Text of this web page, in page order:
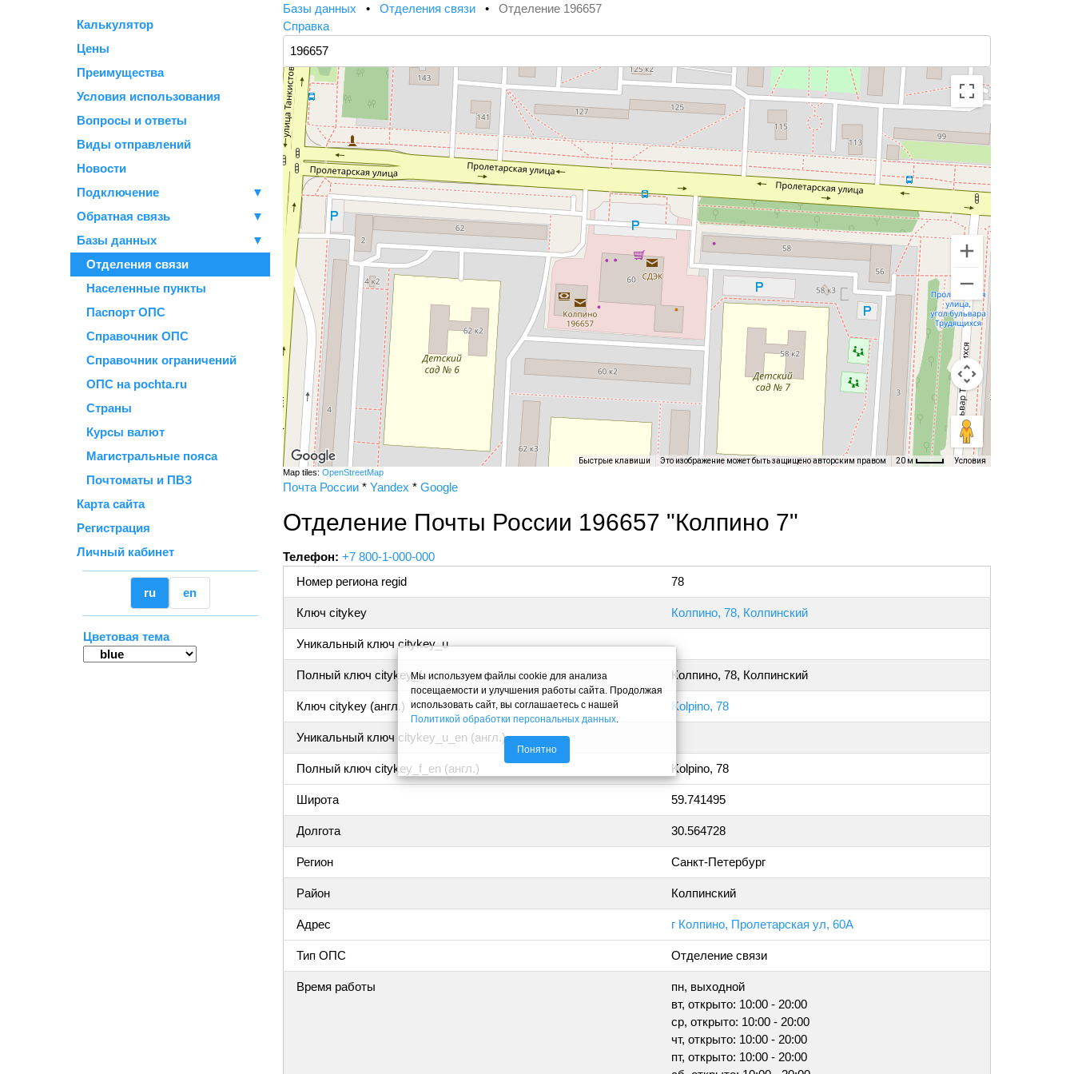
Калькулятор
Цены
Преимущества
Условия использования
Вопросы и ответы
Виды отправлений
Новости
Подключение
▼
Обратная связь
▼
Базы данных
▼
Отделения связи
Населенные пункты
Паспорт ОПС
Справочник ОПС
Справочник ограничений
ОПС на pochta.ru
Страны
Курсы валют
Магистральные пояса
Почтоматы и ПВЗ
Карта сайта
Регистрация
Личный кабинет
ru en
Цветовая тема
Базы данных • Отделения связи • Отделение 196657
Справка
Быстрые клавиши Это изображение может быть защищено авторским правом 20 м Условия
Map tiles: OpenStreetMap
Почта России * Yandex * Google
Отделение Почты России 196657 "Колпино 7"
Телефон: +7 800-1-000-000
Номер региона regid
78
Ключ citykey Колпино, 78, Колпинский
Уникальный ключ citykey_u
Полный ключ citykey_f Колпино, 78, Колпинский
Ключ citykey (англ.) Kolpino, 78
Уникальный ключ citykey_u_en (англ.)
Полный ключ citykey_f_en (англ.) Kolpino, 78
Широта 59.741495
Долгота 30.564728
Регион Санкт-Петербург
Район Колпинский
Адрес г Колпино, Пролетарская ул, 60А
Тип ОПС Отделение связи
Время работы
пн, выходной
вт, открыто: 10:00 - 20:00
ср, открыто: 10:00 - 20:00
чт, открыто: 10:00 - 20:00
пт, открыто: 10:00 - 20:00
Мы используем файлы cookie для анализа
посещаемости и улучшения работы сайта. Продолжая
использовать сайт, вы соглашаетесь с нашей
Политикой обработки персональных данных
Понятно